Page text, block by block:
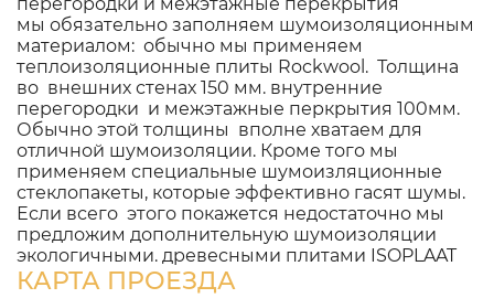
мы обязательно заполняем шумоизоляционным
материалом: обычно мы применяем
теплоизоляционные плиты Rockwool. Толщина
во внешних стенах 150 мм. внутренние
перегородки и межэтажные перкрытия 100мм.
Обычно этой толщины вполне хватаем для
отличной шумоизоляции. Кроме того мы
применяем специальные шумоизляционные
стеклопакеты, которые эффективно гасят шумы.
Если всего этого покажется недостаточно мы
предложим дополнительную шумоизоляции
экологичными. древесными плитами ISOPLAAT
КАРТА ПРОЕЗДА